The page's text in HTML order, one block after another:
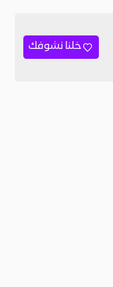
خلنا نشوفك